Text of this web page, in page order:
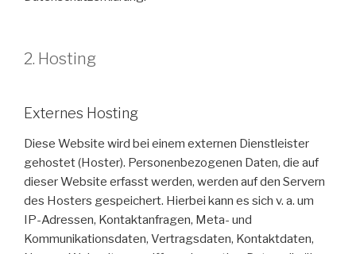
2. Hosting
Externes Hosting
Diese Website wird bei einem externen Dienstleister
gehostet (Hoster). Personenbezogenen Daten, die auf
dieser Website erfasst werden, werden auf den Servern
des Hosters gespeichert. Hierbei kann es sich v. a. um
IP-Adressen, Kontaktanfragen, Meta- und
Kommunikationsdaten, Vertragsdaten, Kontaktdaten,